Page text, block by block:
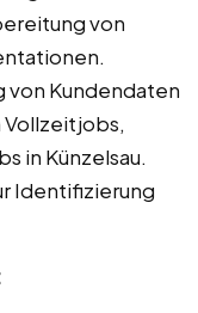
von
von Kundendaten
Vollzeitjobs,
in Künzelsau.
Identifizierung